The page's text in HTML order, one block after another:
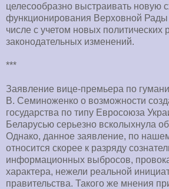
целесообразно выстраивать новую
функционирования Верховной
числе с учетом новых политических
законодательных изменений.
***
Заявление вице-премьера по
В. Семиноженко о возможности
государства по типу Евросоюза
Беларусью серьезно всколыхнула
Однако, данное заявление, по
относится скорее к разряду
информационных выбросов,
характера, нежели реальной
правительства. Такого же мнения